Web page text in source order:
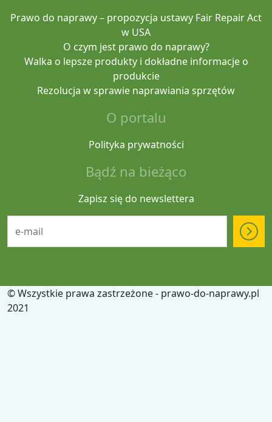
Prawo do naprawy – propozycja ustawy Fair Repair Act
w USA
O czym jest prawo do naprawy?
Walka o lepsze produkty i dokładne informacje o
produkcie
Rezolucja w sprawie naprawiania sprzętów
O portalu
Polityka prywatności
Bądź na bieżąco
Zapisz się do newslettera
© Wszystkie prawa zastrzeżone - prawo-do-naprawy.pl
2021